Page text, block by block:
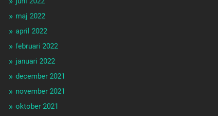
maj 2022
april 2022
februari 2022
januari 2022
december 2021
november 2021
oktober 2021